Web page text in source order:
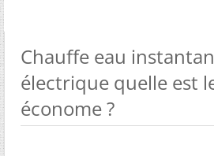
Chauffe eau
électrique quelle est
économe ?